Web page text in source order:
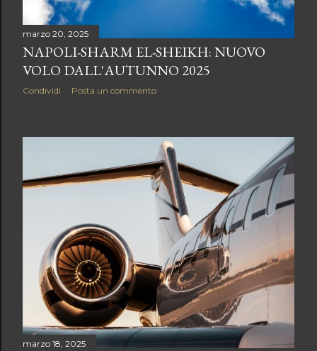
marzo 20, 2025
NAPOLI-SHARM EL-SHEIKH: NUOVO
VOLO DALL'AUTUNNO 2025
Condividi Posta un commento
marzo 18, 2025